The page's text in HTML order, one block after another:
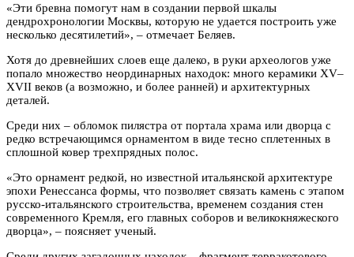
«Эти бревна помогут нам в создании первой шкалы
дендрохронологии Москвы, которую не удается построить уже
несколько десятилетий», – отмечает Беляев.
Хотя до древнейших слоев еще далеко, в руки археологов уже
попало множество неординарных находок: много керамики XV–
XVII веков (а возможно, и более ранней) и архитектурных
деталей.
Среди них – обломок пилястра от портала храма или дворца с
редко встречающимся орнаментом в виде тесно сплетенных в
сплошной ковер трехпрядных полос.
«Это орнамент редкой, но известной итальянской архитектуре
эпохи Ренессанса формы, что позволяет связать камень с этапом
русско-итальянского строительства, временем создания стен
современного Кремля, его главных соборов и великокняжеского
дворца», – поясняет ученый.